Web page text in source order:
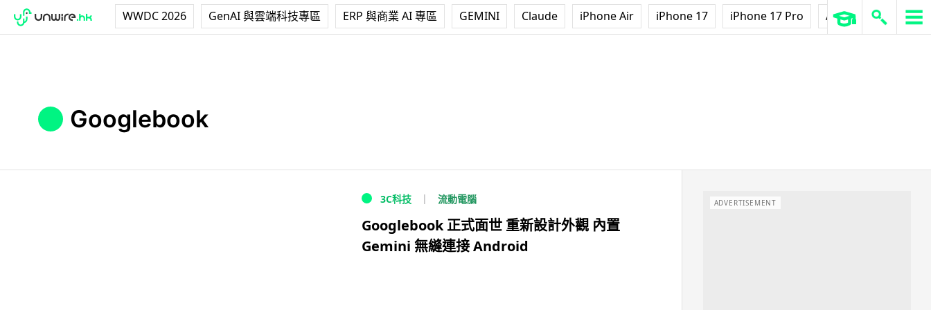
WWDC 2026 GenAI 與雲端科技專區 ERP 與商業 AI 專區 GEMINI Claude iPhone Air iPhone 17 iPhone 17 Pro AirPods Pro 3
Googlebook
3C科技 流動電腦
Googlebook 正式面世 重新設計外觀 內置
Gemini 無縫連接 Android
ADVERTISEMENT